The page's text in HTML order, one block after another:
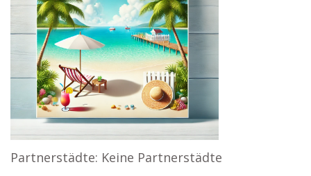
Partnerstädte: Keine Partnerstädte